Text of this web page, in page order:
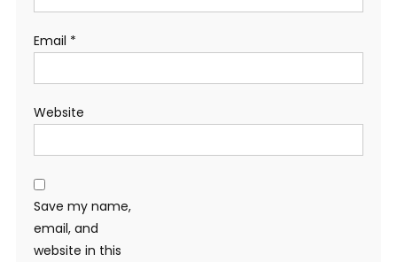
Email *
Website
Save my name,
email, and
website in this